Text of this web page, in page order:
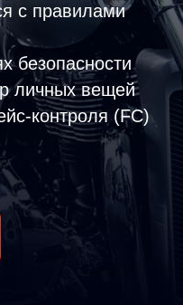
с правилами
безопасности
личных вещей
контроля (FC)